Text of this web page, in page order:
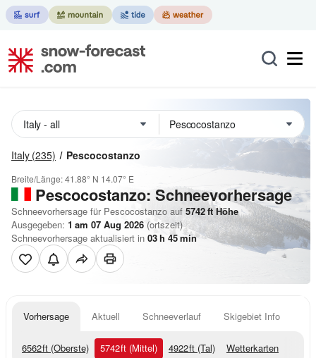
Italy (235) Pescocostanzo
Breite/Länge:41.88° N 14.07° E
Pescocostanzo: Schneevorhersage
Schneevorhersage für Pescocostanzo auf 5742ftHöhe
Ausgegeben: 1 am 07 Aug 2026 (ortszeit)
Schneevorhersage aktualisiert in 03h 45min
Vorhersage Aktuell Schneeverlauf Skigebiet Info
6562ft (Oberste) 5742ft (Mittel) 4922ft (Tal) Wetterkarten